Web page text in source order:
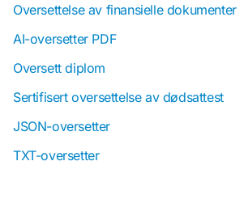
Oversettelse av finansielle dokumenter
AI-oversetter PDF
Oversett diplom
Sertifisert oversettelse av dødsattest
JSON-oversetter
TXT-oversetter